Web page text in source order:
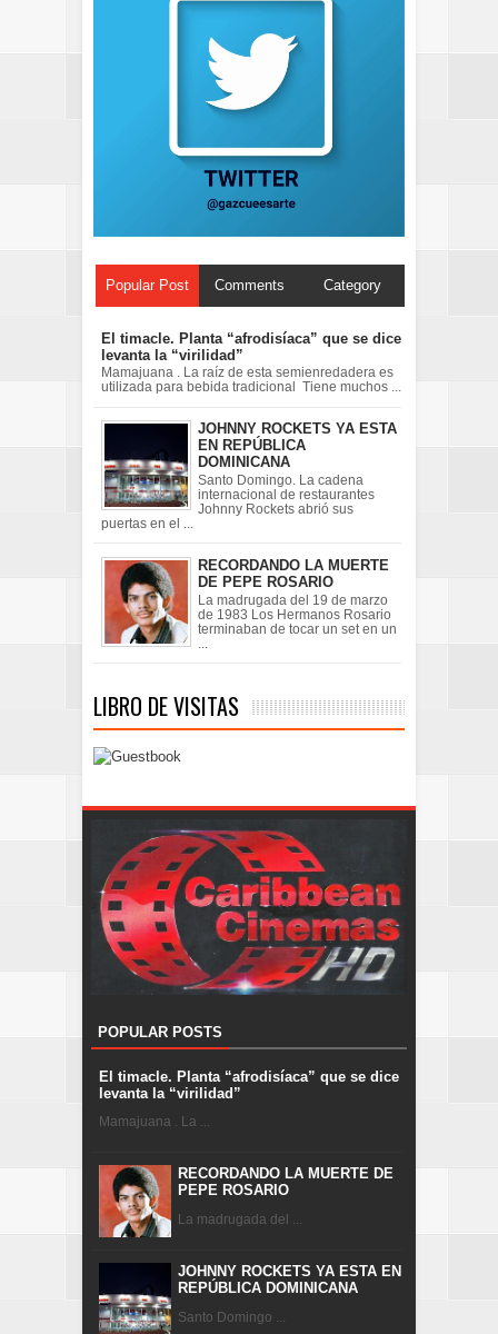
Popular Post Comments Category
El timacle. Planta “afrodisíaca” que se dice
levanta la “virilidad”
Mamajuana . La raíz de esta semienredadera es
utilizada para bebida tradicional Tiene muchos ...
JOHNNY ROCKETS YA ESTA
EN REPÚBLICA
DOMINICANA
Santo Domingo. La cadena
internacional de restaurantes
Johnny Rockets abrió sus
puertas en el ...
RECORDANDO LA MUERTE
DE PEPE ROSARIO
La madrugada del 19 de marzo
de 1983 Los Hermanos Rosario
terminaban de tocar un set en un
LIBRO DE VISITAS
POPULAR POSTS
El timacle. Planta “afrodisíaca” que se dice
levanta la “virilidad”
Mamajuana . La ...
RECORDANDO LA MUERTE DE
PEPE ROSARIO
La madrugada del ...
JOHNNY ROCKETS YA ESTA EN
REPÚBLICA DOMINICANA
Santo Domingo ...